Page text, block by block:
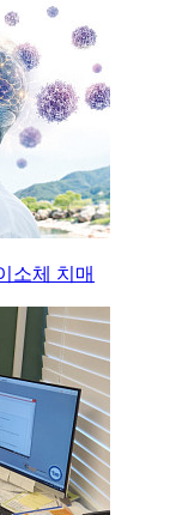
소체 치매